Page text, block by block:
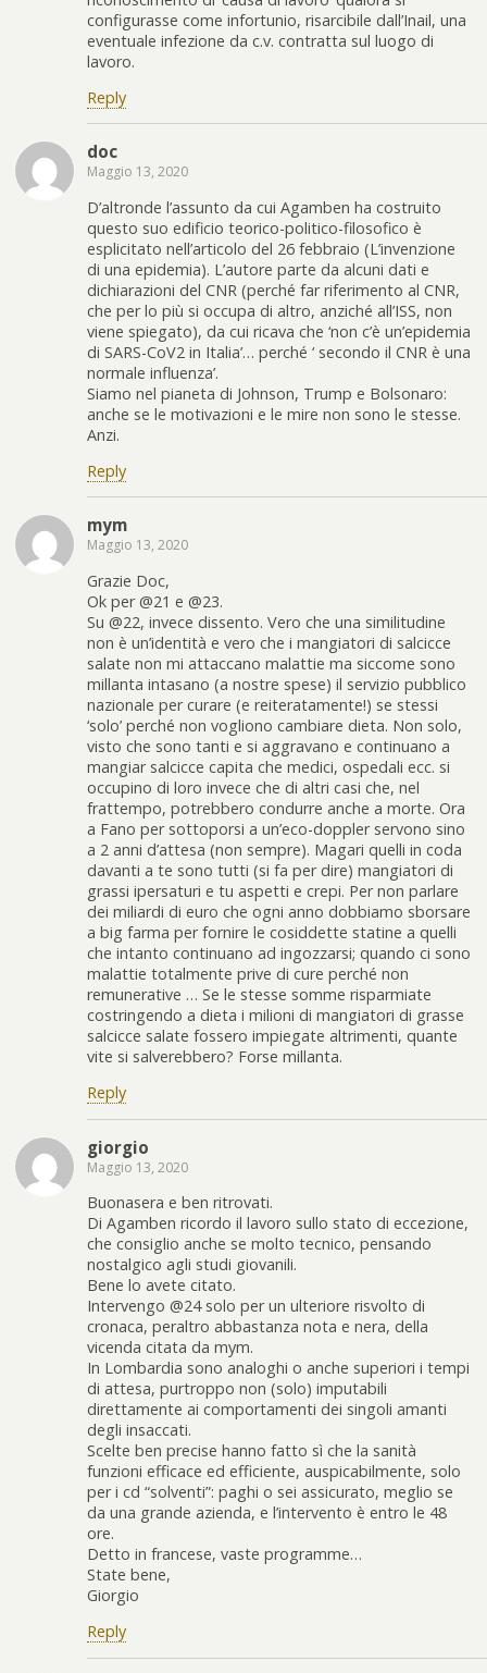
configurasse come infortunio, risarcibile dall’Inail, una
eventuale infezione da c.v. contratta sul luogo di
lavoro.
Reply
doc
Maggio 13, 2020
D’altronde l’assunto da cui Agamben ha costruito
questo suo edificio teorico-politico-filosofico è
esplicitato nell’articolo del 26 febbraio (L’invenzione
di una epidemia). L’autore parte da alcuni dati e
dichiarazioni del CNR (perché far riferimento al CNR,
che per lo più si occupa di altro, anziché all’ISS, non
viene spiegato), da cui ricava che ‘non c’è un’epidemia
di SARS-CoV2 in Italia’… perché ‘ secondo il CNR è una
normale influenza’.
Siamo nel pianeta di Johnson, Trump e Bolsonaro:
anche se le motivazioni e le mire non sono le stesse.
Anzi.
Reply
mym
Maggio 13, 2020
Grazie Doc,
Ok per @21 e @23.
Su @22, invece dissento. Vero che una similitudine
non è un’identità e vero che i mangiatori di salcicce
salate non mi attaccano malattie ma siccome sono
millanta intasano (a nostre spese) il servizio pubblico
nazionale per curare (e reiteratamente!) se stessi
‘solo’ perché non vogliono cambiare dieta. Non solo,
visto che sono tanti e si aggravano e continuano a
mangiar salcicce capita che medici, ospedali ecc. si
occupino di loro invece che di altri casi che, nel
frattempo, potrebbero condurre anche a morte. Ora
a Fano per sottoporsi a un’eco-doppler servono sino
a 2 anni d’attesa (non sempre). Magari quelli in coda
davanti a te sono tutti (si fa per dire) mangiatori di
grassi ipersaturi e tu aspetti e crepi. Per non parlare
dei miliardi di euro che ogni anno dobbiamo sborsare
a big farma per fornire le cosiddette statine a quelli
che intanto continuano ad ingozzarsi; quando ci sono
malattie totalmente prive di cure perché non
remunerative … Se le stesse somme risparmiate
costringendo a dieta i milioni di mangiatori di grasse
salcicce salate fossero impiegate altrimenti, quante
vite si salverebbero? Forse millanta.
Reply
giorgio
Maggio 13, 2020
Buonasera e ben ritrovati.
Di Agamben ricordo il lavoro sullo stato di eccezione,
che consiglio anche se molto tecnico, pensando
nostalgico agli studi giovanili.
Bene lo avete citato.
Intervengo @24 solo per un ulteriore risvolto di
cronaca, peraltro abbastanza nota e nera, della
vicenda citata da mym.
In Lombardia sono analoghi o anche superiori i tempi
di attesa, purtroppo non (solo) imputabili
direttamente ai comportamenti dei singoli amanti
degli insaccati.
Scelte ben precise hanno fatto sì che la sanità
funzioni efficace ed efficiente, auspicabilmente, solo
per i cd “solventi”: paghi o sei assicurato, meglio se
da una grande azienda, e l’intervento è entro le 48
ore.
Detto in francese, vaste programme…
State bene,
Giorgio
Reply